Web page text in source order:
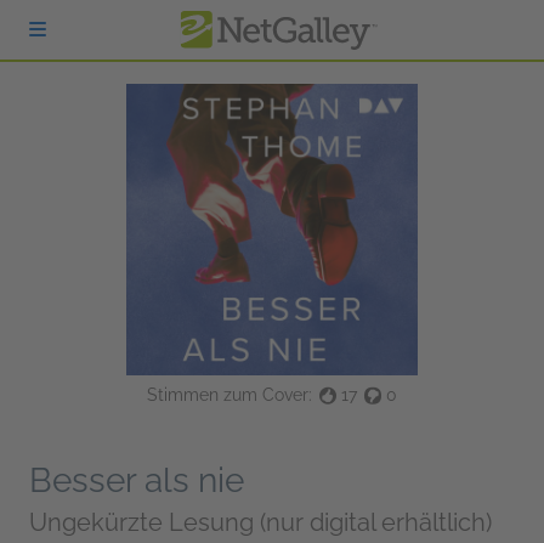
zum Hauptinhalt springen
Stimmen zum Cover: 17 0
Besser als nie
Ungekürzte Lesung (nur digital erhältlich)